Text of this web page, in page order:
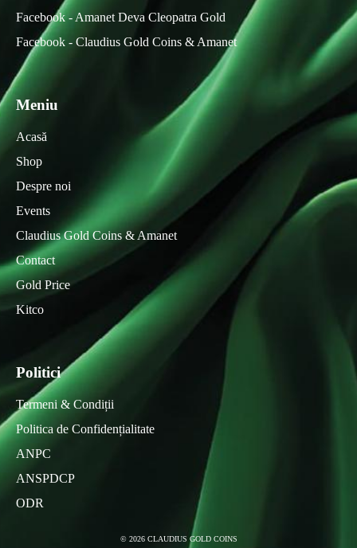
Facebook - Amanet Deva Cleopatra Gold
Facebook - Claudius Gold Coins & Amanet
Meniu
Acasă
Shop
Despre noi
Events
Claudius Gold Coins & Amanet
Contact
Gold Price
Kitco
Politici
Termeni & Condiții
Politica de Confidențialitate
ANPC
ANSPDCP
ODR
© 2026 CLAUDIUS GOLD COINS